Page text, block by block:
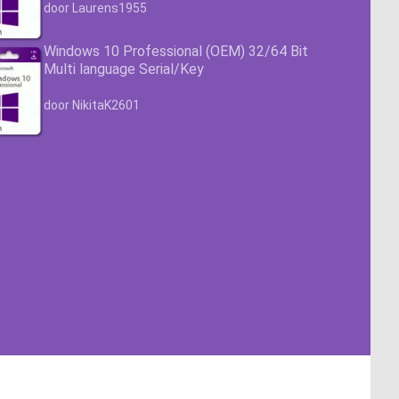
door Laurens1955
Windows 10 Professional (OEM) 32/64 Bit
Multi language Serial/Key
Waardering4.63
door NikitaK2601